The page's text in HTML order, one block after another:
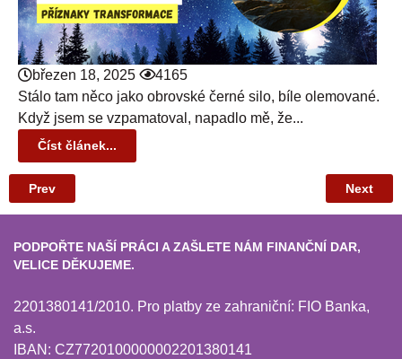
březen 18, 2025
4165
Stálo tam něco jako obrovské černé silo, bíle olemované.
Když jsem se vzpamatoval, napadlo mě, že...
Číst článek...
Prev Next
PODPOŘTE NAŠÍ PRÁCI A ZAŠLETE NÁM FINANČNÍ DAR,
VELICE DĚKUJEME.
2201380141/2010. Pro platby ze zahraniční: FIO Banka,
a.s.
IBAN: CZ7720100000002201380141